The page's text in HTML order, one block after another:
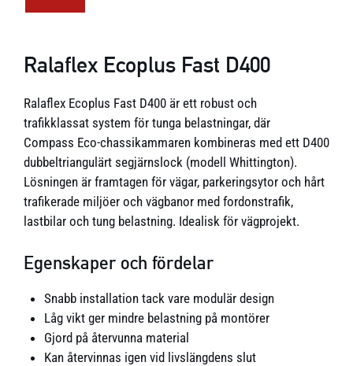
Ralaflex Ecoplus Fast D400
Ralaflex Ecoplus Fast D400 är ett robust och
trafikklassat system för tunga belastningar, där
Compass Eco-chassikammaren kombineras med ett D400
dubbeltriangulärt segjärnslock (modell Whittington).
Lösningen är framtagen för vägar, parkeringsytor och hårt
trafikerade miljöer och vägbanor med fordonstrafik,
lastbilar och tung belastning. Idealisk för vägprojekt.
Egenskaper och fördelar
Snabb installation tack vare modulär design
Låg vikt ger mindre belastning på montörer
Gjord på återvunna material
Kan återvinnas igen vid livslängdens slut